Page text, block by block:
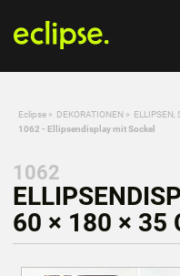
Eclipse » DEKORATIONEN » ELLIPSEN,
1062 - Ellipsendisplay mit Sockel
1062
60 × 180 × 35